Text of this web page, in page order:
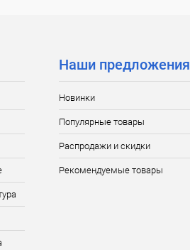
Наши предложения
Новинки
Популярные товары
Распродажи и скидки
Рекомендуемые товары